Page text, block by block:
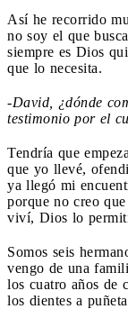
Así he recorrido
no soy el que
siempre es Dios
que lo necesita.
-David, ¿dónde
testimonio por el
Tendría que
que yo llevé,
ya llegó mi
porque no creo
viví, Dios lo
Somos seis
vengo de una
los cuatro años de
los dientes a